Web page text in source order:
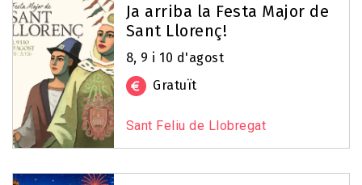
Ja arriba la Festa Major de
Sant Llorenç!
8, 9 i 10 d'agost
Gratuït
Sant Feliu de Llobregat